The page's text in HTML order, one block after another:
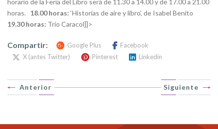
horas. 18.00 horas: ‘Historias de aire y libro’, de Isabel Benito
19.30 horas: Trío Caracol]]>
Compartir: Google Plus
Facebook
X (antes Twitter)
Pinterest Linkedin
Siguiente
Anterior